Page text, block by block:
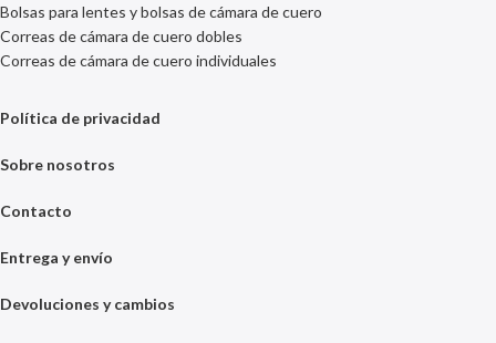
Bolsas para lentes y bolsas de cámara de cuero
Correas de cámara de cuero dobles
Correas de cámara de cuero individuales
Política de privacidad
Sobre nosotros
Contacto
Entrega y envío
Devoluciones y cambios